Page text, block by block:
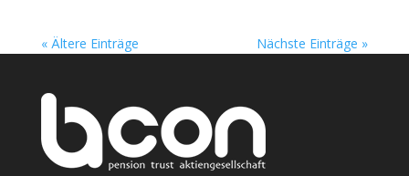
« Ältere Einträge Nächste Einträge »